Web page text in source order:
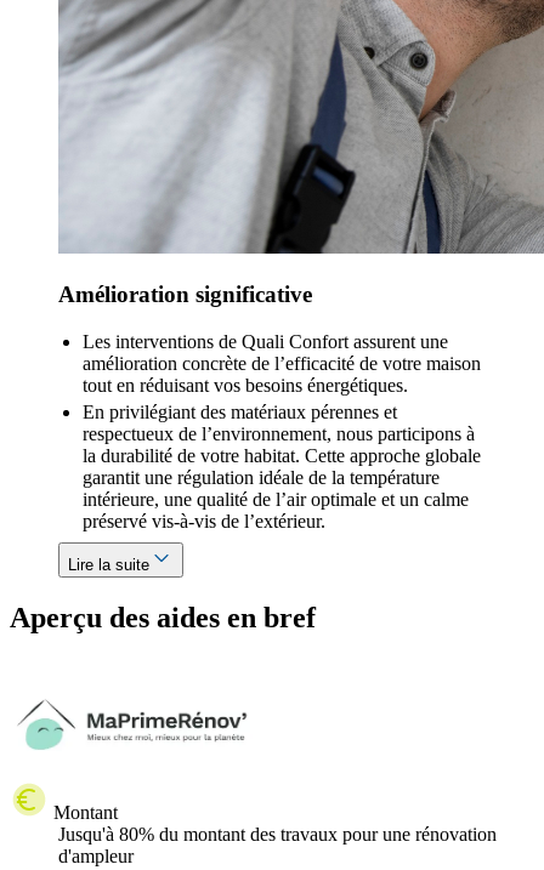
Amélioration significative
Les interventions de Quali Confort assurent une
amélioration concrète de l’efficacité de votre maison
tout en réduisant vos besoins énergétiques.
En privilégiant des matériaux pérennes et
respectueux de l’environnement, nous participons à
la durabilité de votre habitat. Cette approche globale
garantit une régulation idéale de la température
intérieure, une qualité de l’air optimale et un calme
préservé vis-à-vis de l’extérieur.
Lire la suite
Aperçu des aides en bref
Montant
Jusqu'à 80% du montant des travaux pour une rénovation
d'ampleur